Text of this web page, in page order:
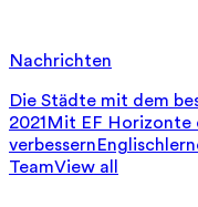
Nachrichten
Die Städte mit dem
2021Mit EF Horizonte
verbessern
TeamView all